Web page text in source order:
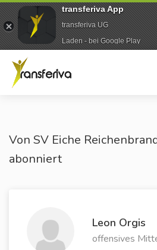
Von SV Eiche
abonniert
Leon Orgis
offensives
transferiva App
transferiva UG
Laden - bei Google Play